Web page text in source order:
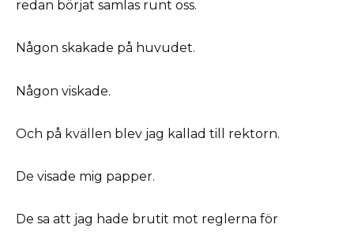
redan börjat samlas runt oss.
Någon skakade på huvudet.
Någon viskade.
Och på kvällen blev jag kallad till rektorn.
De visade mig papper.
De sa att jag hade brutit mot reglerna för